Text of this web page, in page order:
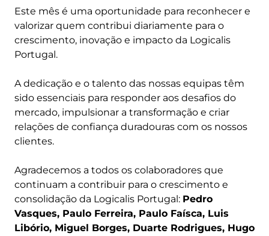
Este mês é uma oportunidade para reconhecer e
valorizar quem contribui diariamente para o
crescimento, inovação e impacto da Logicalis
Portugal.
A dedicação e o talento das nossas equipas têm
sido essenciais para responder aos desafios do
mercado, impulsionar a transformação e criar
relações de confiança duradouras com os nossos
clientes.
Agradecemos a todos os colaboradores que
continuam a contribuir para o crescimento e
consolidação da Logicalis Portugal: Pedro
Vasques, Paulo Ferreira, Paulo Faísca, Luis
Libório, Miguel Borges, Duarte Rodrigues, Hugo